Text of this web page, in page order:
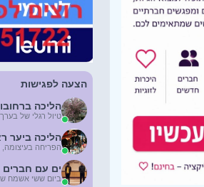
הצעה לפגישות
הליכה
טיול רגלי של בערך 4 ק"מ בקצב א...
הליכה ביער
הפריחה בעיצומה,
ים עם חברים
ביום ששי אשמח